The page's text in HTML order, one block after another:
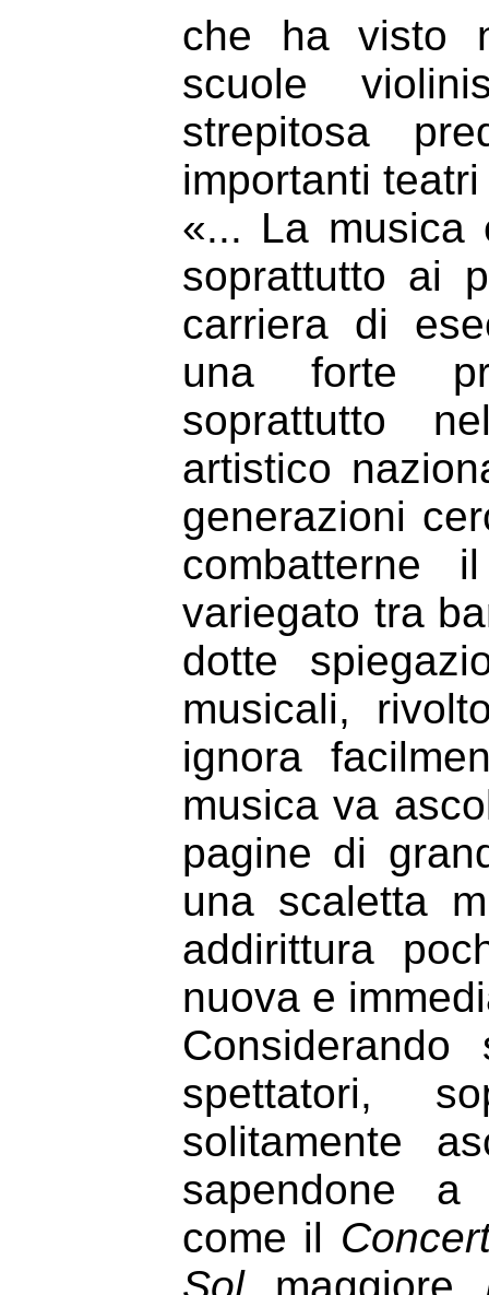
che ha visto
scuole
strepitosa
importanti
«... La musica
soprattutto ai
carriera di
una forte
soprattutto
artistico
generazioni
combatterne
variegato tra
dotte
musicali,
ignora
musica va
pagine di
una scaletta
addirittura
nuova e
spettatori,
solitamente
sapendone a
come il